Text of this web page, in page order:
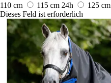
110 cm
115 cm 24h
125 cm
Dieses Feld ist erforderlich